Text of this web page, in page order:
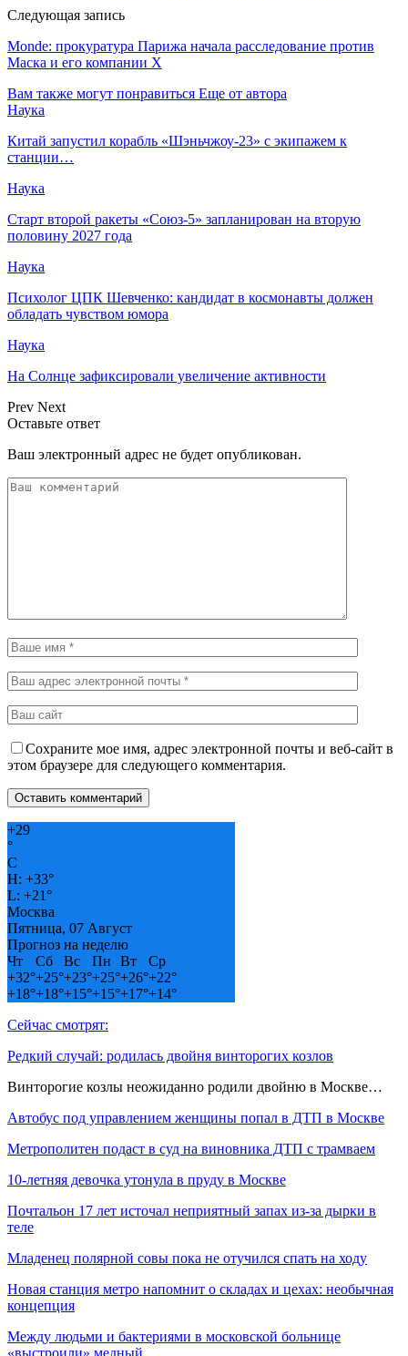
Следующая запись
Monde: прокуратура Парижа начала расследование против
Маска и его компании X
Вам также могут понравиться Еще от автора
Наука
Китай запустил корабль «Шэньчжоу-23» с экипажем к
станции…
Наука
Старт второй ракеты «Союз-5» запланирован на вторую
половину 2027 года
Наука
Психолог ЦПК Шевченко: кандидат в космонавты должен
обладать чувством юмора
Наука
На Солнце зафиксировали увеличение активности
Prev Next
Оставьте ответ
Ваш электронный адрес не будет опубликован.
Сохраните мое имя, адрес электронной почты и веб-сайт в
этом браузере для следующего комментария.
+29
°
C
H: +33°
L: +21°
Москва
Пятница, 07 Август
Прогноз на неделю
Чт
Сб Вс Пн Вт
Ср
+32°+25°+23°+25°+26°+22°
+18°+18°+15°+15°+17°+14°
Сейчас смотрят:
Редкий случай: родилась двойня винторогих козлов
Винторогие козлы неожиданно родили двойню в Москве…
Автобус под управлением женщины попал в ДТП в Москве
Метрополитен подаст в суд на виновника ДТП с трамваем
10-летняя девочка утонула в пруду в Москве
Почтальон 17 лет источал неприятный запах из-за дырки в
теле
Младенец полярной совы пока не отучился спать на ходу
Новая станция метро напомнит о складах и цехах: необычная
концепция
Между людьми и бактериями в московской больнице
«выстроили» медный…